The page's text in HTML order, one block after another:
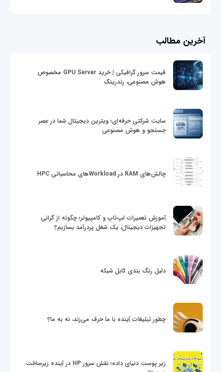
آخرین مطالب
قیمت سرور گرافیکی | خرید GPU Server مخصوص
هوش مصنوعی، رندرینگ
سایت شرکتی حرفه‌ای؛ ویترین دیجیتال شما در عصر
جستجو و هوش مصنوعی
چالش‌های RAM در Workloadهای محاسباتی HPC
آموزش تعمیرات لپ‌تاپ و کامپیوتر؛ چگونه از گرانی
تجهیزات دیجیتال، یک شغل پردرآمد بسازیم؟
دلیل رنگ بندی کابل شبکه
چطور تبلیغات آینده با ما حرف می‌زند، نه به ما؟
زیر پوست دنیای داده؛ نقش سرور HP در آینده زیرساخت